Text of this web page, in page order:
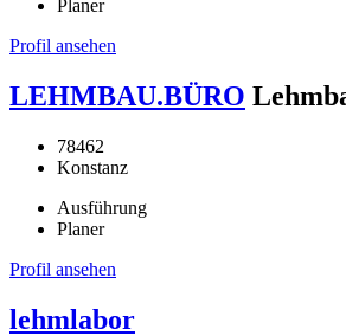
Planer
Profil ansehen
LEHMBAU.BÜRO
78462
Konstanz
Ausführung
Planer
Profil ansehen
lehmlabor